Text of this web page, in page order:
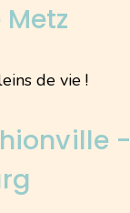
de vie !
-